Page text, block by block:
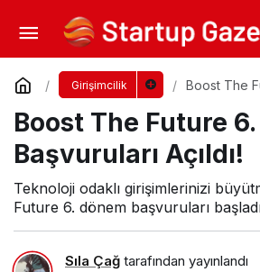
Girişimcilik
Boost The
Boost The Future
Başvuruları Açıldı!
Teknoloji odaklı girişimlerinizi
Future 6. dönem başvuruları
Sıla Çağ tarafından yayınlandı
Food Tech Garage ile
Yorum Yap Paylaş